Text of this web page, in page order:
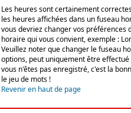
Les heures sont certainement
les heures affichées dans un fuseau
vous devriez changer vos préférences
horaire qui vous convient, exemple :
Veuillez noter que changer le fuseau
options, peut uniquement être
vous n'êtes pas enregistré, c'est la
le jeu de mots !
Revenir en haut de page